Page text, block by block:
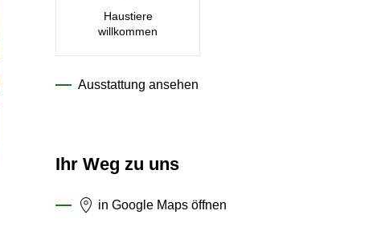
Haustiere
willkommen
Ausstattung ansehen
Ihr Weg zu uns
in Google Maps öffnen